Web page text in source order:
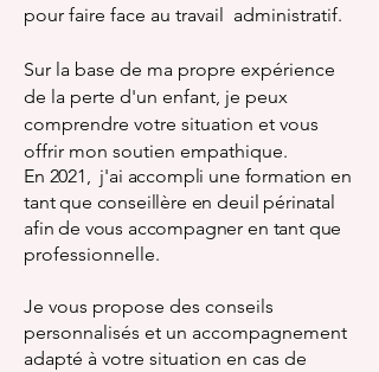
pour faire face au travail administratif.
Sur la base de ma propre expérience
de la perte d'un enfant, je peux
comprendre votre situation et vous
offrir mon soutien empathique.
En 2021, j'ai accompli une formation en
tant que conseillère en deuil périnatal
afin de vous accompagner en tant que
professionnelle.
Je vous propose des conseils
personnalisés et un accompagnement
adapté à votre situation en cas de